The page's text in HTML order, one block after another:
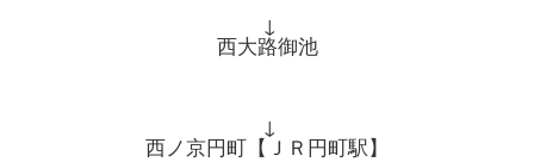
↓
西大路御池
↓
西ノ京円町【ＪＲ円町駅】